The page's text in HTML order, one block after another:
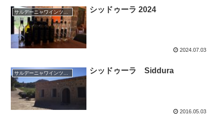
サルデーニャワインツアー シッドゥーラ 2024
2024.07.03
サルデーニャワインツアー シッドゥーラ Siddura
2016.05.03